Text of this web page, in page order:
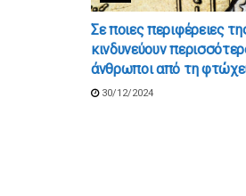
Σε ποιες περιφέρειες
κινδυνεύουν
άνθρωποι από τη
30/12/2024